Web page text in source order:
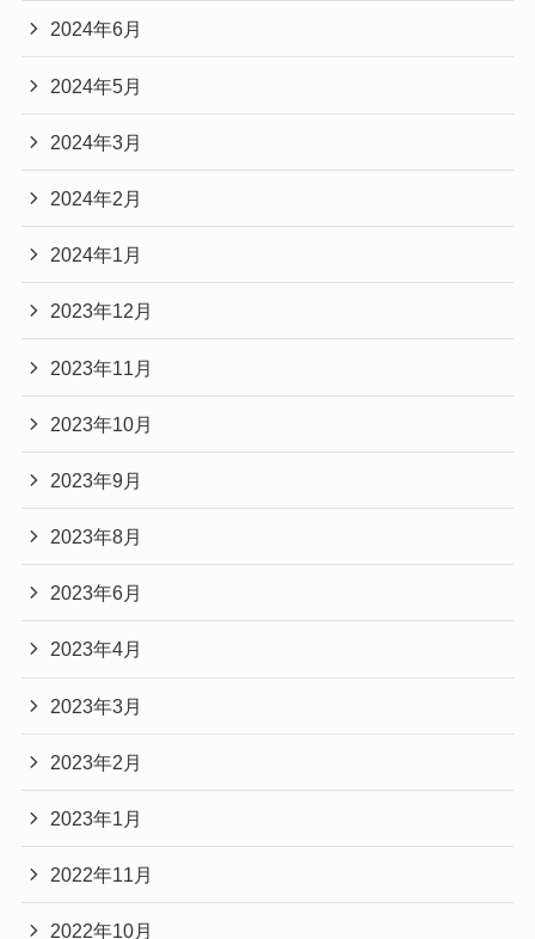
2024年6月
2024年5月
2024年3月
2024年2月
2024年1月
2023年12月
2023年11月
2023年10月
2023年9月
2023年8月
2023年6月
2023年4月
2023年3月
2023年2月
2023年1月
2022年11月
2022年10月